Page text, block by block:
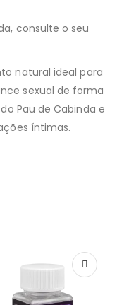
consulte o seu
natural ideal para
sexual de forma
Pau de Cabinda e
íntimas.